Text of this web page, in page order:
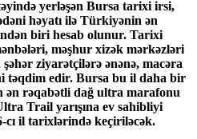
yerləşən Bursa tarixi irsi,
həyatı ilə Türkiyənin ən
biri hesab olunur. Tarixi
məşhur xizək mərkəzləri
ziyarətçilərə ənənə, macəra
təqdim edir. Bursa bu il daha bir
rəqabətli dağ ultra marafonu
Trail yarışına ev sahibliyi
cı il tarixlərində keçiriləcək.